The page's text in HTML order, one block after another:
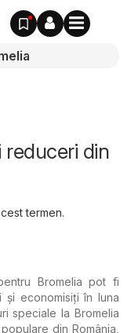
reduceri din
termen.
Bromelia pot fi
și economisiți în luna
speciale la Bromelia
din România,